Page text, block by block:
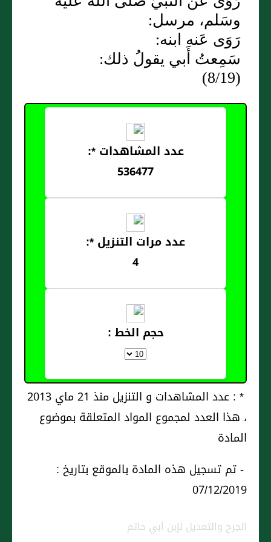
وسَلم، مرسل:
رَوَى عَنه ابنه:
سَمِعتُ أَبي يقولُ ذلك:
(8/19)
عدد المشاهدات *:
536477
عدد مرات التنزيل *:
4
حجم الخط :
* : عدد المشاهدات و التنزيل منذ 21 ماي 2013
، هذا العدد لمجموع المواد المتعلقة بموضوع
المادة
- تم تسجيل هذه المادة بالموقع بتاريخ :
07/12/2019
الجرح والتعديل لإبن أبي حاتم